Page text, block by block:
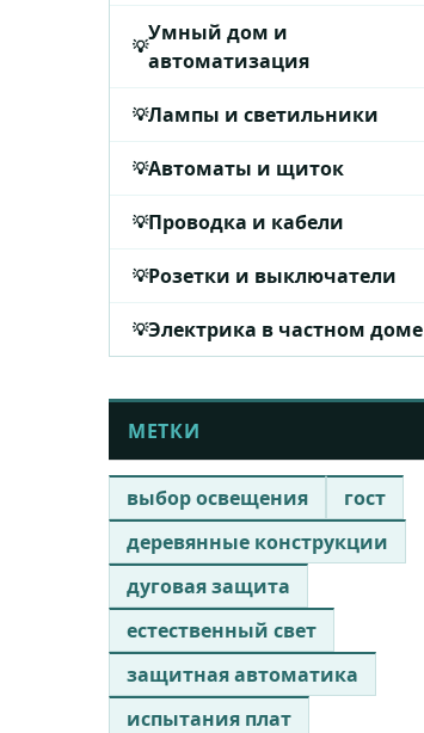
Умный дом и
автоматизация
Лампы и светильники
Автоматы и щиток
Проводка и кабели
Розетки и выключатели
Электрика в частном доме
МЕТКИ
выбор освещения
гост
деревянные конструкции
дуговая защита
естественный свет
защитная автоматика
испытания плат